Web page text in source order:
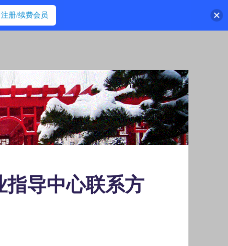
指导中心联系方
册/续费会员